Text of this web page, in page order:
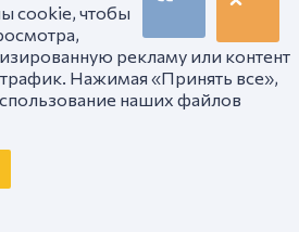
cookie, чтобы
рекламу или контент
Нажимая «Принять все»,
наших файлов